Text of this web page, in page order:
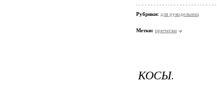
Рубрики: для рукодельниц
Метки: прически
КОСЫ.